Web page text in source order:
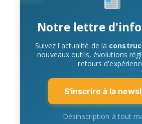
Notre lettre
Suivez l'actualité de la
nouveaux outils, évolutions
retours
S'inscrire à la
Désinscription à tout